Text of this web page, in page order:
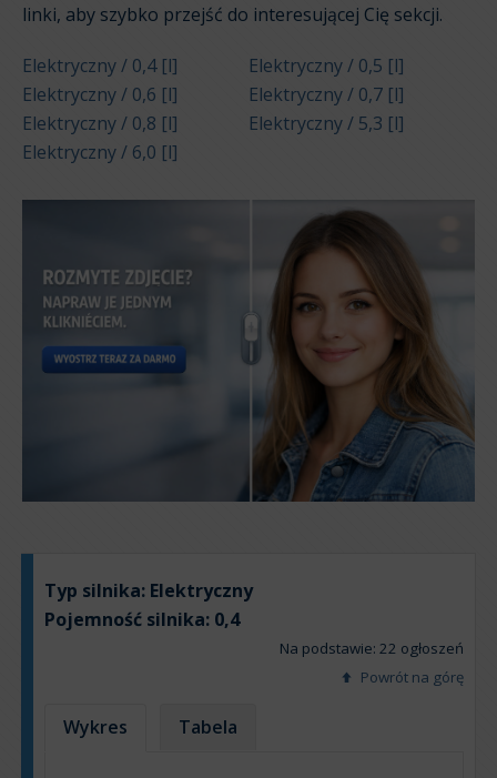
linki, aby szybko przejść do interesującej Cię sekcji.
Elektryczny / 0,4 [l]
Elektryczny / 0,5 [l]
Elektryczny / 0,6 [l]
Elektryczny / 0,7 [l]
Elektryczny / 0,8 [l]
Elektryczny / 5,3 [l]
Elektryczny / 6,0 [l]
Typ silnika: Elektryczny
Pojemność silnika: 0,4
Na podstawie: 22 ogłoszeń
Powrót na górę
Wykres Tabela